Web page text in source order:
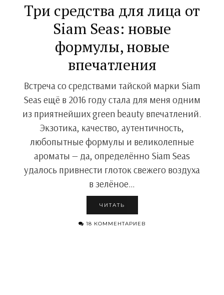
Три средства для лица от
Siam Seas: новые
формулы, новые
впечатления
Встреча со средствами тайской марки Siam
Seas ещё в 2016 году стала для меня одним
из приятнейших green beauty впечатлений.
Экзотика, качество, аутентичность,
любопытные формулы и великолепные
ароматы — да, определённо Siam Seas
удалось привнести глоток свежего воздуха
в зелёное…
ЧИТАТЬ
18 КОММЕНТАРИЕВ